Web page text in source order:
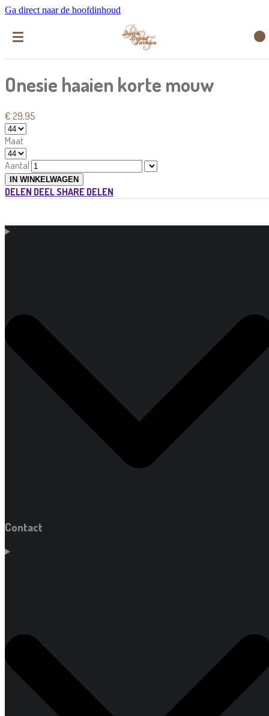
Ga direct naar de hoofdinhoud
Onesie haaien korte mouw
€ 29,95
Maat
Aantal
IN WINKELWAGEN
DELEN DEELSHARE DELEN
Contact